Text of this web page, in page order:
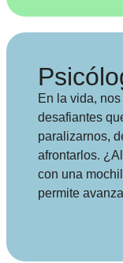
En la vida,
desafiantes
paralizarnos,
afrontarlos.
con una
permite